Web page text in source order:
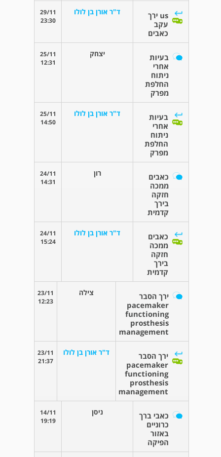
us ירך
עקב
כאבים
ד"ר אורן בן לולו
29/11
23:30
בעיות
אחרי
ניתוח
החלפת
מפרק
יצחק
25/11
12:31
בעיות
אחרי
ניתוח
החלפת
מפרק
ד"ר אורן בן לולו
25/11
14:50
כאבים
ממכה
חזקה
בירך
קדמית
רון
24/11
14:31
כאבים
ממכה
חזקה
בירך
קדמית
ד"ר אורן בן לולו
24/11
15:24
ירך הסבר
pacemaker
functioning
prosthesis
management
צילה
23/11
12:23
ירך הסבר
pacemaker
functioning
prosthesis
management
ד"ר אורן בן לולו
23/11
21:37
כאבי ברך
כרוניים
באזור
הפיקה
ניסן
14/11
19:19